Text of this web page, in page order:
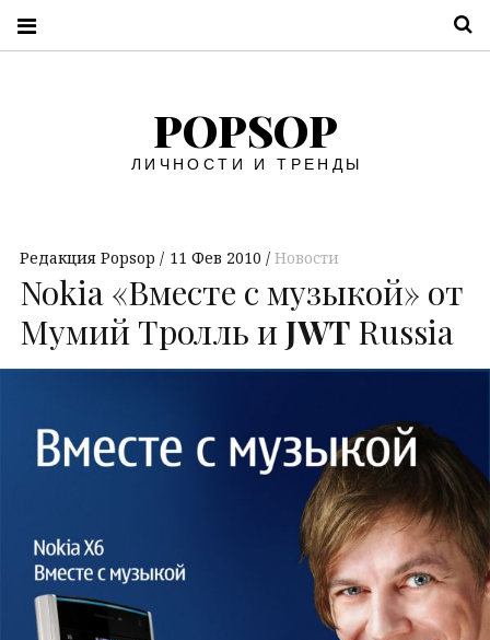
POPSOP
ЛИЧНОСТИ И ТРЕНДЫ
Редакция Popsop 11 Фев 2010 Новости
Nokia «Вместе с музыкой» от
Мумий Тролль иJWT Russia